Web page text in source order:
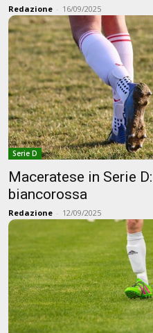
Redazione - 16/09/2025
Serie D
Maceratese in Serie
biancorossa
Redazione - 12/09/2025